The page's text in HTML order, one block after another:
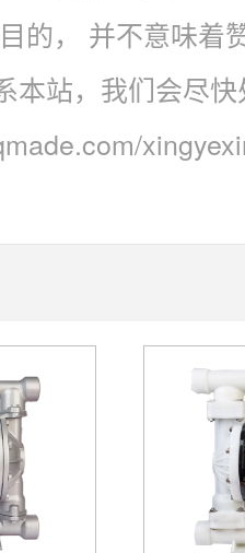
的， 并不意味着
本站，我们会尽